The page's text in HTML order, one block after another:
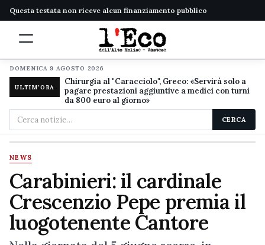
Questa testata non riceve alcun finanziamento pubblico
DOMENICA 9 AGOSTO 2026
ULTIM'ORA
Chirurgia al "Caracciolo", Greco: «Servirà solo a
pagare prestazioni aggiuntive a medici con turni
da 800 euro al giorno»
Cerca
nel
sito
CERCA
NEWS
Carabinieri: il cardinale
Crescenzio Pepe premia il
luogotenente Cantore